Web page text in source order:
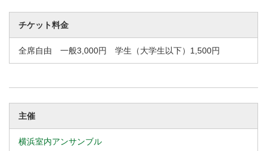
チケット料金
全席自由 一般3,000円 学生（大学生以下）1,500円
主催
横浜室内アンサンブル